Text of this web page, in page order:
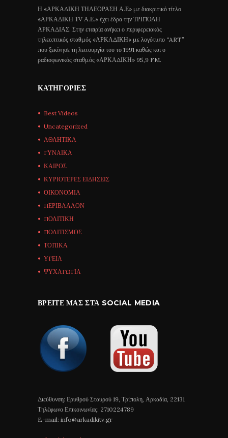
Η «ΑΡΚΑΔΙΚΗ ΤΗΛΕΟΡΑΣΗ Α.Ε» με διακριτικό τίτλο
«ΑΡΚΑΔΙΚΗ ΤV Α.Ε.» έχει έδρα την ΤΡΙΠΟΛΗ
ΑΡΚΑΔΙΑΣ. Στην εταιρία ανήκει ο περιφερειακός
τηλεοπτικός σταθμός «ΑΡΚΑΔΙΚΗ» με λογότυπο “ART”
που ξεκίνησε τη λειτουργία του το 1991 καθώς και ο
ραδιοφωνικός σταθμός «ΑΡΚΑΔΙΚΗ» 95,9 FM.
ΚΑΤΗΓΟΡΊΕΣ
Best Videos
Uncategorized
ΑΘΛΗΤΙΚΑ
ΓΥΝΑΙΚΑ
ΚΑΙΡΟΣ
ΚΥΡΙΟΤΕΡΕΣ ΕΙΔΗΣΕΙΣ
ΟΙΚΟΝΟΜΙΑ
ΠΕΡΙΒΑΛΛΟΝ
ΠΟΛΙΤΙΚΗ
ΠΟΛΙΤΙΣΜΟΣ
ΤΟΠΙΚΑ
ΥΓΕΙΑ
ΨΥΧΑΓΩΓΙΑ
ΒΡΕΊΤΕ ΜΑΣ ΣΤΑ SOCIAL MEDIA
Διεύθυνση: Ερυθρού Σταυρού 19, Τρίπολη, Αρκαδία, 22131
Τηλέφωνο Επικοινωνίας: 2710224789
E-mail: info@arkadikitv.gr